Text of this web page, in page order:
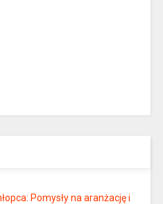
Pomysły na aranżację i